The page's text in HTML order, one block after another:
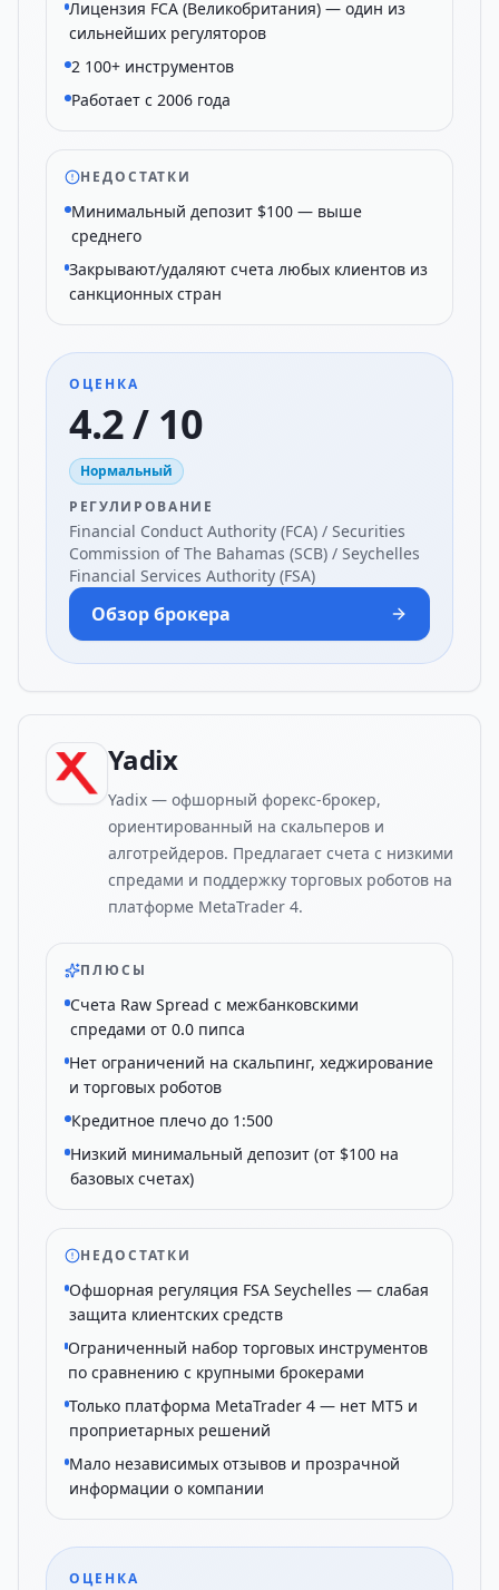
Лицензия FCA (Великобритания) — один из
сильнейших регуляторов
2 100+ инструментов
Работает с 2006 года
НЕДОСТАТКИ
Минимальный депозит $100 — выше
среднего
Закрывают/удаляют счета любых клиентов из
санкционных стран
ОЦЕНКА
4.2 / 10
Нормальный
РЕГУЛИРОВАНИЕ
Financial Conduct Authority (FCA) / Securities
Commission of The Bahamas (SCB) / Seychelles
Financial Services Authority (FSA)
Обзор брокера
Yadix
Yadix — офшорный форекс-брокер,
ориентированный на скальперов и
алготрейдеров. Предлагает счета с низкими
спредами и поддержку торговых роботов на
платформе MetaTrader 4.
ПЛЮСЫ
Счета Raw Spread с межбанковскими
спредами от 0.0 пипса
Нет ограничений на скальпинг, хеджирование
и торговых роботов
Кредитное плечо до 1:500
Низкий минимальный депозит (от $100 на
базовых счетах)
НЕДОСТАТКИ
Офшорная регуляция FSA Seychelles — слабая
защита клиентских средств
Ограниченный набор торговых инструментов
по сравнению с крупными брокерами
Только платформа MetaTrader 4 — нет MT5 и
проприетарных решений
Мало независимых отзывов и прозрачной
информации о компании
ОЦЕНКА